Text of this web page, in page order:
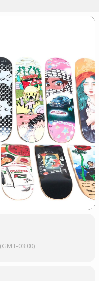
(GMT-03:00)